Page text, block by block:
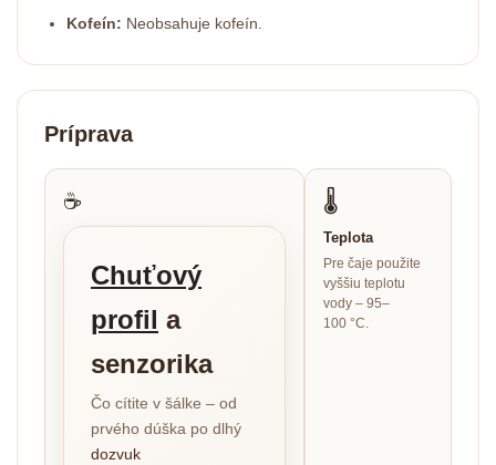
Kofeín: Neobsahuje kofeín.
Príprava
☕
Chuťový
profil a
senzorika
Čo cítite v šálke – od
prvého dúška po dlhý
dozvuk
🌡
Teplota
Pre čaje použite
vyššiu teplotu
vody – 95–
100 °C.